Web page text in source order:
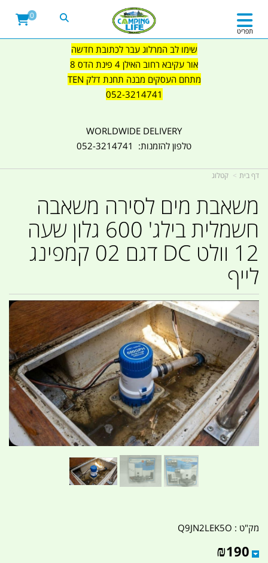
שימו לב המרלוג עבר לכתובת חדשה
אור עקיבא רחוב האילן 4 פינת הדס 8
מתחם העסקים מבנה תחנת דלק TEN
052-3214741
WORLDWIDE DELIVERY
טלפון להזמנות: 052-3214741
תפריט
0
דף בית קטלוג
משאבת מים לסירה משאבה
חשמלית בילג' 600 גלון שעה
12 וולט DC דגם 02 קמפינג
לייף
מק"ט : Q9JN2LEK5O
₪190